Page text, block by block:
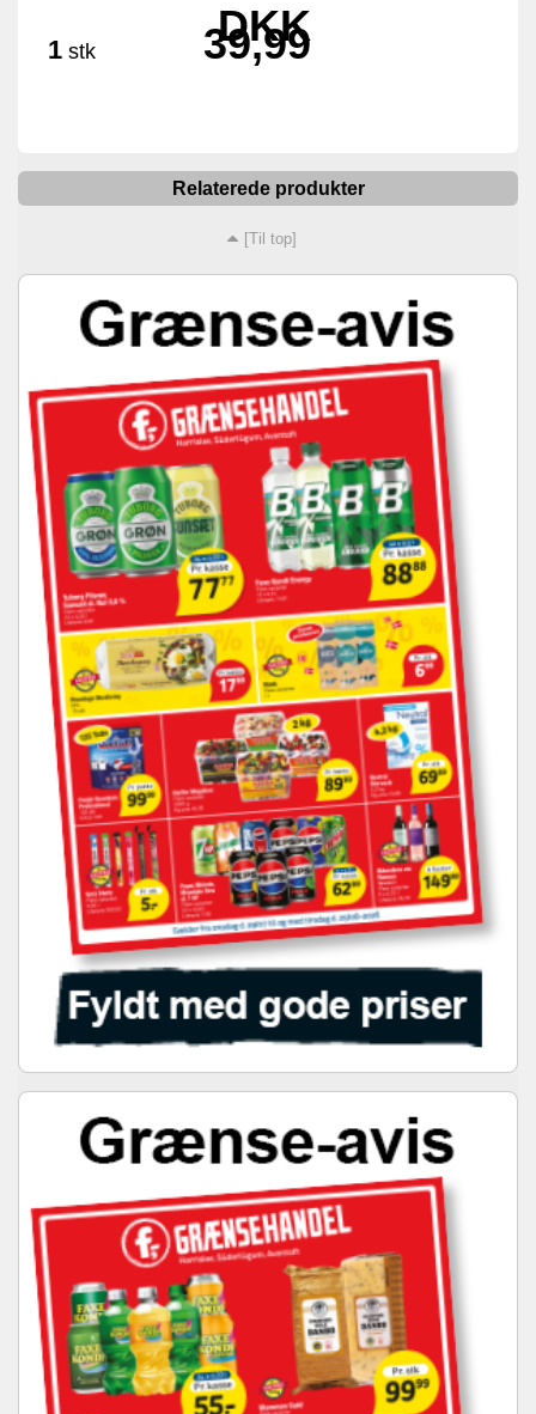
1 stk
DKK
39,99
Relaterede produkter
[Til top]